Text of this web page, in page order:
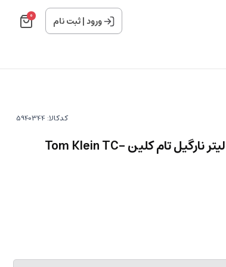
ورود|ثبت نام 0
کدکالا:
اسپری خوشبو کننده خودرو 10 میلی لیتر نارگیل تام کلین Tom Klein TC-